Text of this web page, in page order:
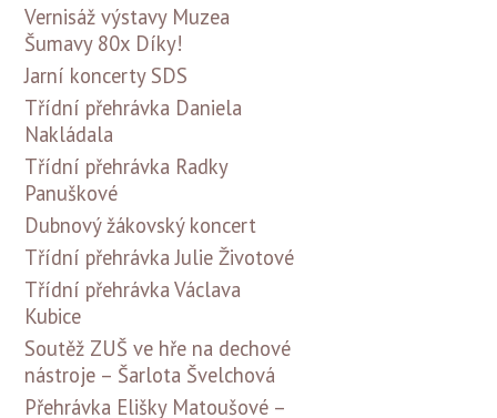
Vernisáž výstavy Muzea
Šumavy 80x Díky!
Jarní koncerty SDS
Třídní přehrávka Daniela
Nakládala
Třídní přehrávka Radky
Panuškové
Dubnový žákovský koncert
Třídní přehrávka Julie Životové
Třídní přehrávka Václava
Kubice
Soutěž ZUŠ ve hře na dechové
nástroje – Šarlota Švelchová
Přehrávka Elišky Matoušové –